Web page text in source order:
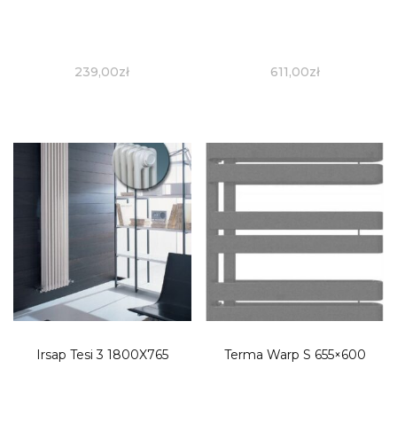
239,00zł 611,00zł
Irsap Tesi 3 1800X765 Terma Warp S 655×600